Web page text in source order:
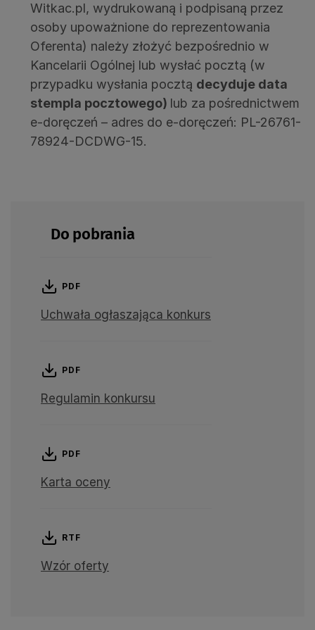
Witkac.pl, wydrukowaną i podpisaną przez
osoby upoważnione do reprezentowania
Oferenta) należy złożyć bezpośrednio w
Kancelarii Ogólnej lub wysłać pocztą (w
przypadku wysłania pocztą decyduje data
stempla pocztowego) lub za pośrednictwem
e-doręczeń – adres do e-doręczeń: PL-26761-
78924-DCDWG-15.
Do pobrania
PDF
Uchwała ogłaszająca konkurs
PDF
Regulamin konkursu
PDF
Karta oceny
RTF
Wzór oferty